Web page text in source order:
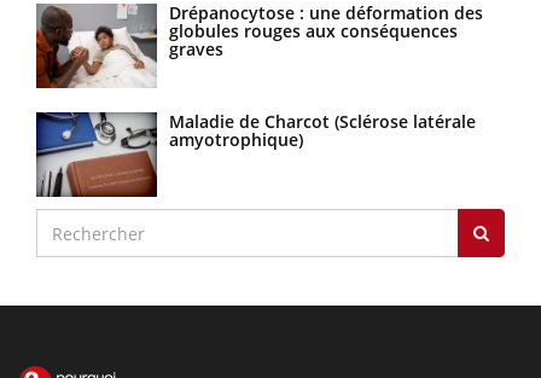
Drépanocytose : une déformation des
globules rouges aux conséquences
graves
Maladie de Charcot (Sclérose latérale
amyotrophique)